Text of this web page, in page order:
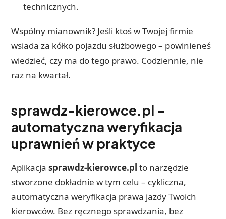
technicznych.
Wspólny mianownik? Jeśli ktoś w Twojej firmie
wsiada za kółko pojazdu służbowego – powinieneś
wiedzieć, czy ma do tego prawo. Codziennie, nie
raz na kwartał.
sprawdz-kierowce.pl –
automatyczna weryfikacja
uprawnień w praktyce
Aplikacja sprawdz-kierowce.pl to narzędzie
stworzone dokładnie w tym celu – cykliczna,
automatyczna weryfikacja prawa jazdy Twoich
kierowców. Bez ręcznego sprawdzania, bez